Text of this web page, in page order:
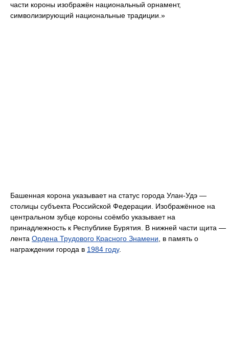
части короны изображён национальный орнамент,
символизирующий национальные традиции.»
Башенная корона указывает на статус города Улан-Удэ —
столицы субъекта Российской Федерации. Изображённое на
центральном зубце короны соёмбо указывает на
принадлежность к Республике Бурятия. В нижней части щита —
лента Ордена Трудового Красного Знамени, в память о
награждении города в 1984 году.